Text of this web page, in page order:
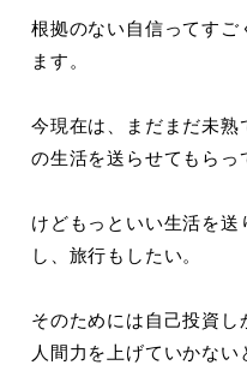
根拠のない自信ってす
ます。
今現在は、まだまだ未熟
の生活を送らせてもらっ
けどもっといい生活を
し、旅行もしたい。
そのためには自己投資し
人間力を上げていかな